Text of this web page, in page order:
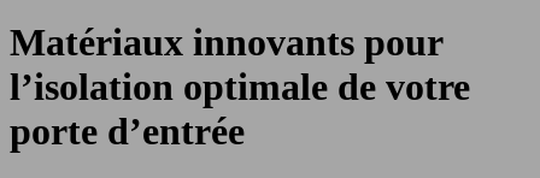
Matériaux innovants pour
l’isolation optimale de votre
porte d’entrée